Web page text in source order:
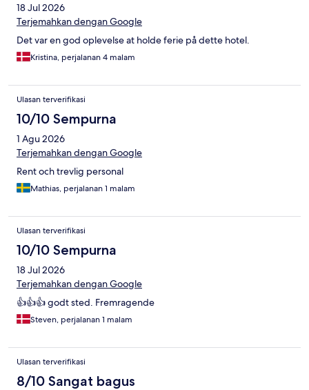
18 Jul 2026
Terjemahkan dengan Google
Det var en god oplevelse at holde ferie på dette hotel.
Kristina, perjalanan 4 malam
Ulasan terverifikasi
10/10 Sempurna
1 Agu 2026
Terjemahkan dengan Google
Rent och trevlig personal
Mathias, perjalanan 1 malam
Ulasan terverifikasi
10/10 Sempurna
18 Jul 2026
Terjemahkan dengan Google
👍👍👍 godt sted. Fremragende
Steven, perjalanan 1 malam
Ulasan terverifikasi
8/10 Sangat bagus